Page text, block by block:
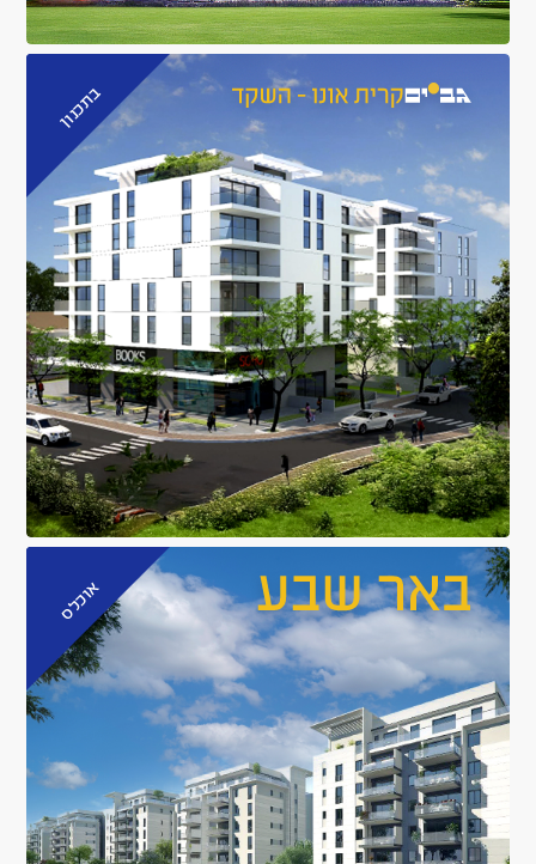
בתכנון
אוכלס